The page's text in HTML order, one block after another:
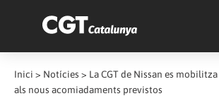
Inici > Notícies > La CGT de Nissan es
als nous acomiadaments previstos